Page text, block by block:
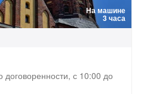
На машине
3 часа
договоренности, с 10:00 до